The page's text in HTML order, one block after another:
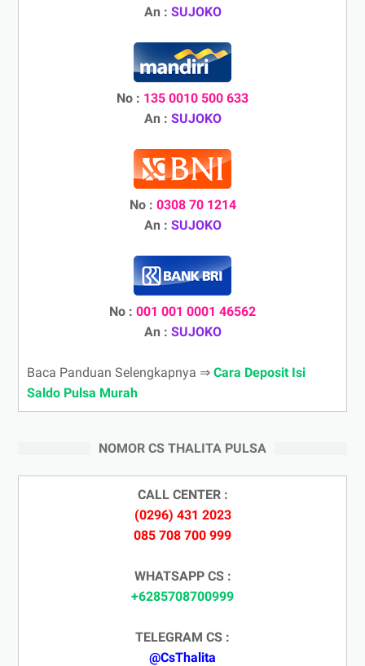
An : SUJOKO
No : 135 0010 500 633
An : SUJOKO
No : 0308 70 1214
An : SUJOKO
No : 001 001 0001 46562
An : SUJOKO
Baca Panduan Selengkapnya ⇒ Cara Deposit Isi
Saldo Pulsa Murah
NOMOR CS THALITA PULSA
CALL CENTER :
(0296) 431 2023
085 708 700 999
WHATSAPP CS :
+6285708700999
TELEGRAM CS :
@CsThalita